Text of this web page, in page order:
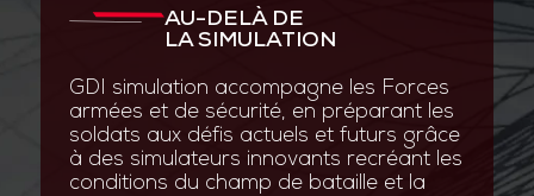
AU-DELÀ DE
LA SIMULATION
GDI simulation accompagne les Forces
armées et de sécurité, en préparant les
soldats aux défis actuels et futurs grâce
à des simulateurs innovants recréant les
conditions du champ de bataille et la